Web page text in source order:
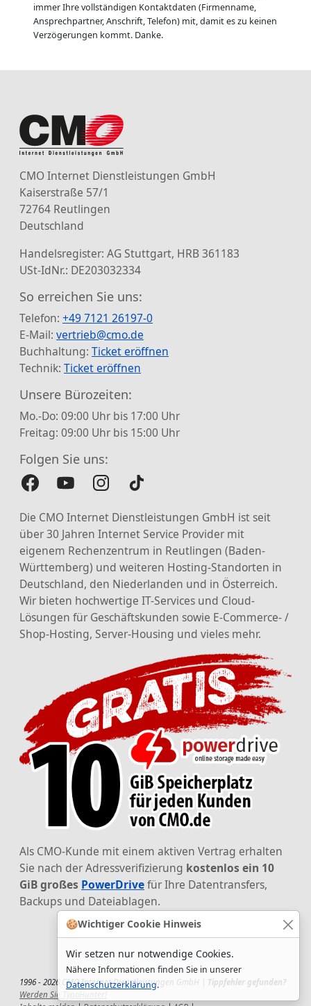
🍪Wichtiger Cookie Hinweis
Wir setzen nur notwendige Cookies.
Nähere Informationen finden Sie in unserer
Datenschutzerklärung.
immer Ihre vollständigen Kontaktdaten (Firmenname,
Ansprechpartner, Anschrift, Telefon) mit, damit es zu keinen
Verzögerungen kommt. Danke.
CMO Internet Dienstleistungen GmbH
Kaiserstraße 57/1
72764 Reutlingen
Deutschland
Handelsregister: AG Stuttgart, HRB 361183
USt-IdNr.: DE203032334
So erreichen Sie uns:
Telefon: +49 7121 26197-0
E-Mail: vertrieb@cmo.de
Buchhaltung: Ticket eröffnen
Technik: Ticket eröffnen
Unsere Bürozeiten:
Mo.-Do: 09:00 Uhr bis 17:00 Uhr
Freitag: 09:00 Uhr bis 15:00 Uhr
Folgen Sie uns:
Die CMO Internet Dienstleistungen GmbH ist seit
über 30 Jahren Internet Service Provider mit
eigenem Rechenzentrum in Reutlingen (Baden-
Württemberg) und weiteren Hosting-Standorten in
Deutschland, den Niederlanden und in Österreich.
Wir bieten hochwertige IT-Services und Cloud-
Lösungen für Geschäftskunden sowie E-Commerce- /
Shop-Hosting, Server-Housing und vieles mehr.
Als CMO-Kunde mit einem aktiven Vertrag erhalten
Sie nach der Adressverifizierung kostenlos ein 10
GiB großes PowerDrivefür Ihre Datentransfers,
Backups und Dateiablagen.
1996 - 2026 CMO Internet Dienstleistungen GmbH | Tippfehler gefunden?
Werden Sie TypoHunter!